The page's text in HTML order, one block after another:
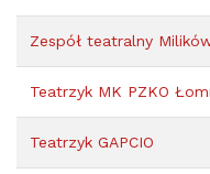
Zespół teatralny
Teatrzyk MK PZKO
Teatrzyk GAPCIO